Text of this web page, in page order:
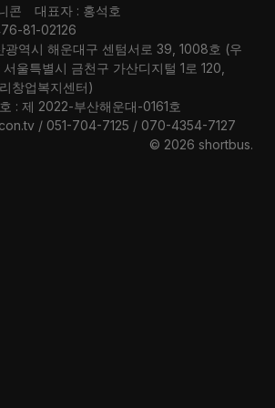
콘
대표자 : 홍석호
81-02126
광역시 해운대구 센텀서로 39, 1008호 (우
울특별시 금천구 가산디지털 1로 120,
창업복지센터)
: 제 2022-부산해운대-0161호
/ 051-704-7125 / 070-4354-7127
© 2026 shortbus.